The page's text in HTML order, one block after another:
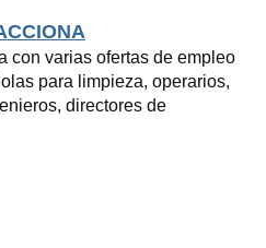
con varias ofertas de empleo
para limpieza, operarios,
directores de